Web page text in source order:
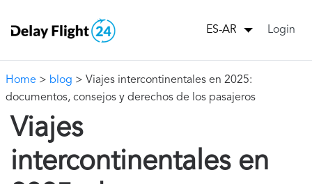
ES-AR Login
Home > blog > Viajes intercontinentales en 2025:
documentos, consejos y derechos de los pasajeros
Viajes
intercontinentales en